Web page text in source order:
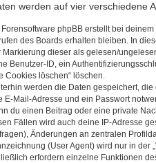
werden auf vier verschiedene
Forensoftware phpBB erstellt bei
des Boards erhalten bleiben. In
Markierung dieser als gelesen/
Benutzer-ID, ein
Cookies löschen“ löschen.
werden die Daten gespeichert,
E-Mail-Adresse und ein Passwort
du einen Beitrag oder eine private
Fällen wird auch deine IP-Adresse
Änderungen an zentralen
(User Agent) wird nur in der
erfordern einzelne Funktionen